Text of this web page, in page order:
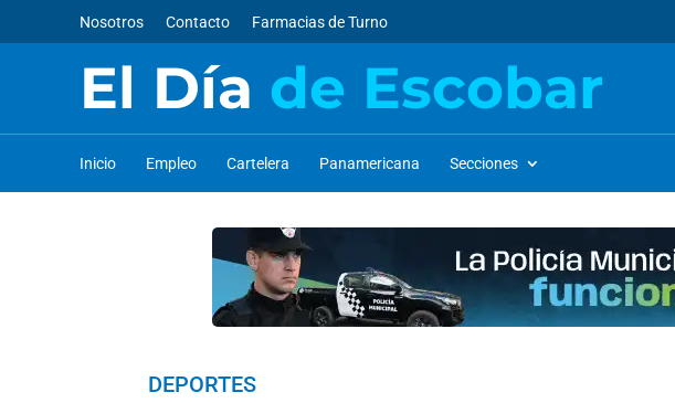
Nosotros Contacto Farmacias de Turno
El Día de Escobar
Inicio Empleo Cartelera Panamericana Secciones
DEPORTES